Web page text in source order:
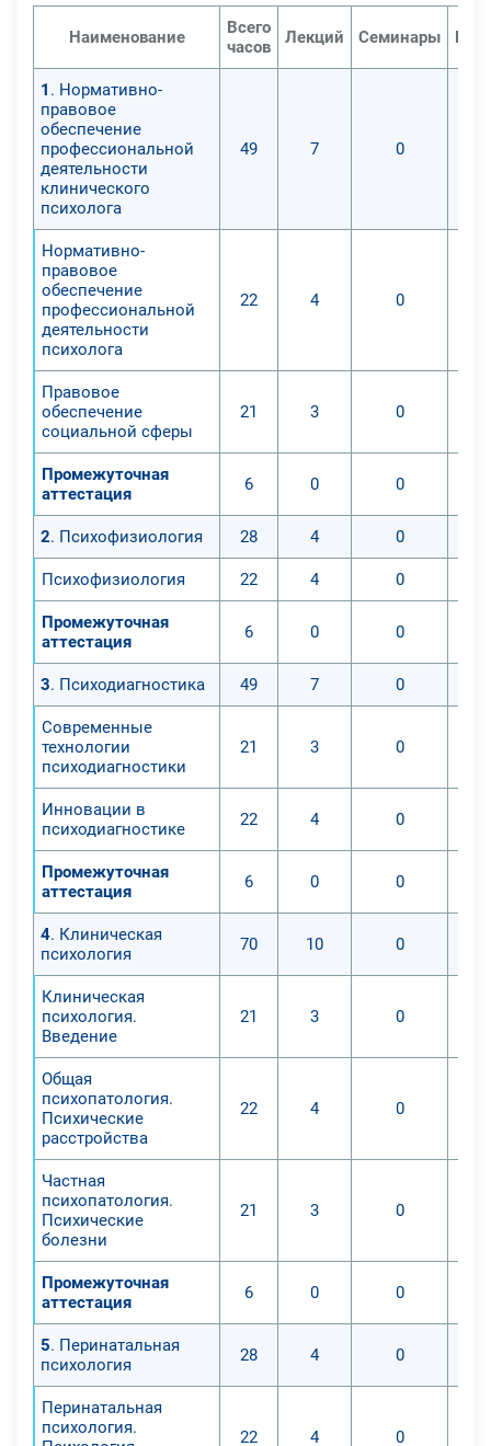
Наименование
Всего
часов
Лекций Семинары
1 . Нормативно-
правовое
обеспечение
профессиональной
деятельности
клинического
психолога
49 7 0
Нормативно-
правовое
обеспечение
профессиональной
деятельности
психолога
22 4 0
Правовое
обеспечение
социальной сферы
21 3 0
Промежуточная
аттестация
6 0 0
2. Психофизиология 28 4 0
Психофизиология 22 4 0
Промежуточная
аттестация
6 0 0
3. Психодиагностика 49 7 0
Современные
технологии
психодиагностики
21 3 0
Инновации в
психодиагностике
22 4 0
Промежуточная
аттестация
6 0 0
4. Клиническая
психология
70 10 0
Клиническая
психология.
Введение
21 3 0
Общая
психопатология.
Психические
расстройства
22 4 0
Частная
психопатология.
Психические
болезни
21 3 0
Промежуточная
аттестация
6 0 0
5. Перинатальная
психология
28 4 0
Перинатальная
психология.
22 4 0